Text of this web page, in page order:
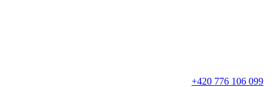
+420 776 106 099